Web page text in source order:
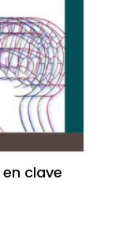
clave